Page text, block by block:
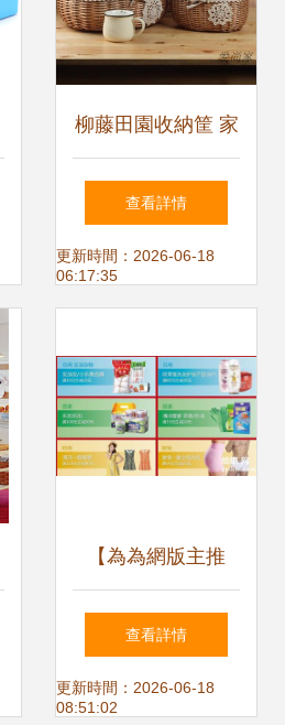
柳藤田園收納筐 家
居日用中的自然美
學與實用主義
查看詳情
更新時間：2026-06-18
06:17:35
【為為網版主推
薦】北京站八月大
促銷第一季 日用雜
查看詳情
更新時間：2026-06-18
08:51:02